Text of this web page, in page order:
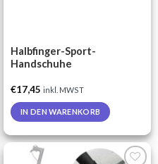
Halbfinger-Sport-
Handschuhe
€17,45 inkl. MWST
IN DEN WARENKORB